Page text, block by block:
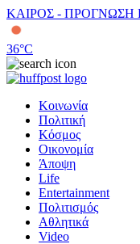
ΚΑΙΡΟΣ - ΠΡΟΓΝΩΣΗ
36°C
Κοινωνία
Πολιτική
Κόσμος
Οικονομία
Άποψη
Life
Entertainment
Πολιτισμός
Αθλητικά
Video